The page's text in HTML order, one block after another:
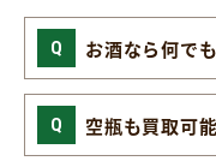
お酒なら何で
空瓶も買取可